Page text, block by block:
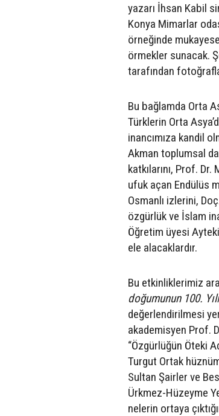
yazarı İhsan Kabil
Konya Mimarlar
örneğinde
örmekler sunacak.
tarafından
Bu bağlamda Orta
Türklerin Orta
inancımıza kandil
Akman toplumsal
katkılarını, Prof.
ufuk açan Endülüs
Osmanlı izlerini,
özgürlük ve İslam
Öğretim üyesi
ele alacaklardır.
Bu etkinliklerimiz
doğumunun 100.
değerlendirilmesi
akademisyen Prof.
“Özgürlüğün Öteki
Turgut Ortak
Sultan Şairler ve
Ürkmez-Hüzeyme
nelerin ortaya